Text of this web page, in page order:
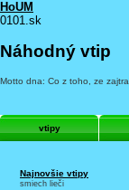
HoUM
0101.sk
Náhodný vtip
Motto dna: Co z toho, ze
vtipy
Najnovšie vtipy
smiech lieči